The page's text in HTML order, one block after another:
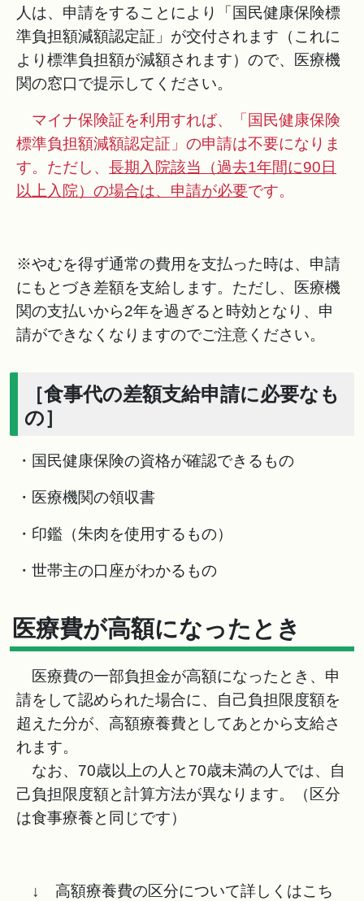
人は、申請をすることにより「国民健康保険標
準負担額減額認定証」が交付されます（これに
より標準負担額が減額されます）ので、医療機
関の窓口で提示してください。
マイナ保険証を利用すれば、「国民健康保険
標準負担額減額認定証」の申請は不要になりま
す。ただし、 長期入院該当（過去1年間に90日
以上入院）の場合は、申請が必要です。
※やむを得ず通常の費用を支払った時は、申請
にもとづき差額を支給します。ただし、医療機
関の支払いから2年を過ぎると時効となり、申
請ができなくなりますのでご注意ください。
［食事代の差額支給申請に必要なも
の］
・国民健康保険の資格が確認できるもの
・医療機関の領収書
・印鑑（朱肉を使用するもの）
・世帯主の口座がわかるもの
医療費が高額になったとき
医療費の一部負担金が高額になったとき、申
請をして認められた場合に、自己負担限度額を
超えた分が、高額療養費としてあとから支給さ
れます。
なお、70歳以上の人と70歳未満の人では、自
己負担限度額と計算方法が異なります。（区分
は食事療養と同じです）
↓ 高額療養費の区分について詳しくはこち